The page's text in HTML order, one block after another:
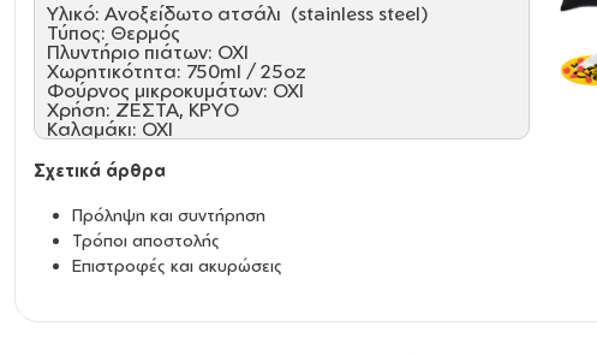
Υλικό: Ανοξείδωτο ατσάλι (stainless steel)
Τύπος: Θερμός
Πλυντήριο πιάτων: ΟΧΙ
Χωρητικότητα: 750ml / 25oz
Φούρνος μικροκυμάτων: ΟΧΙ
Χρήση: ΖΕΣΤΑ, ΚΡΥΟ
Καλαμάκι: ΟΧΙ
Όξινα: NAI
Σχετικά άρθρα
Πρόληψη και συντήρηση
Τρόποι αποστολής
Επιστροφές και ακυρώσεις